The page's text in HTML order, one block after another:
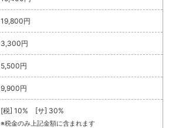
19,800円
3,300円
5,500円
9,900円
[税] 10% [サ] 30%
※税金のみ上記金額に含まれます